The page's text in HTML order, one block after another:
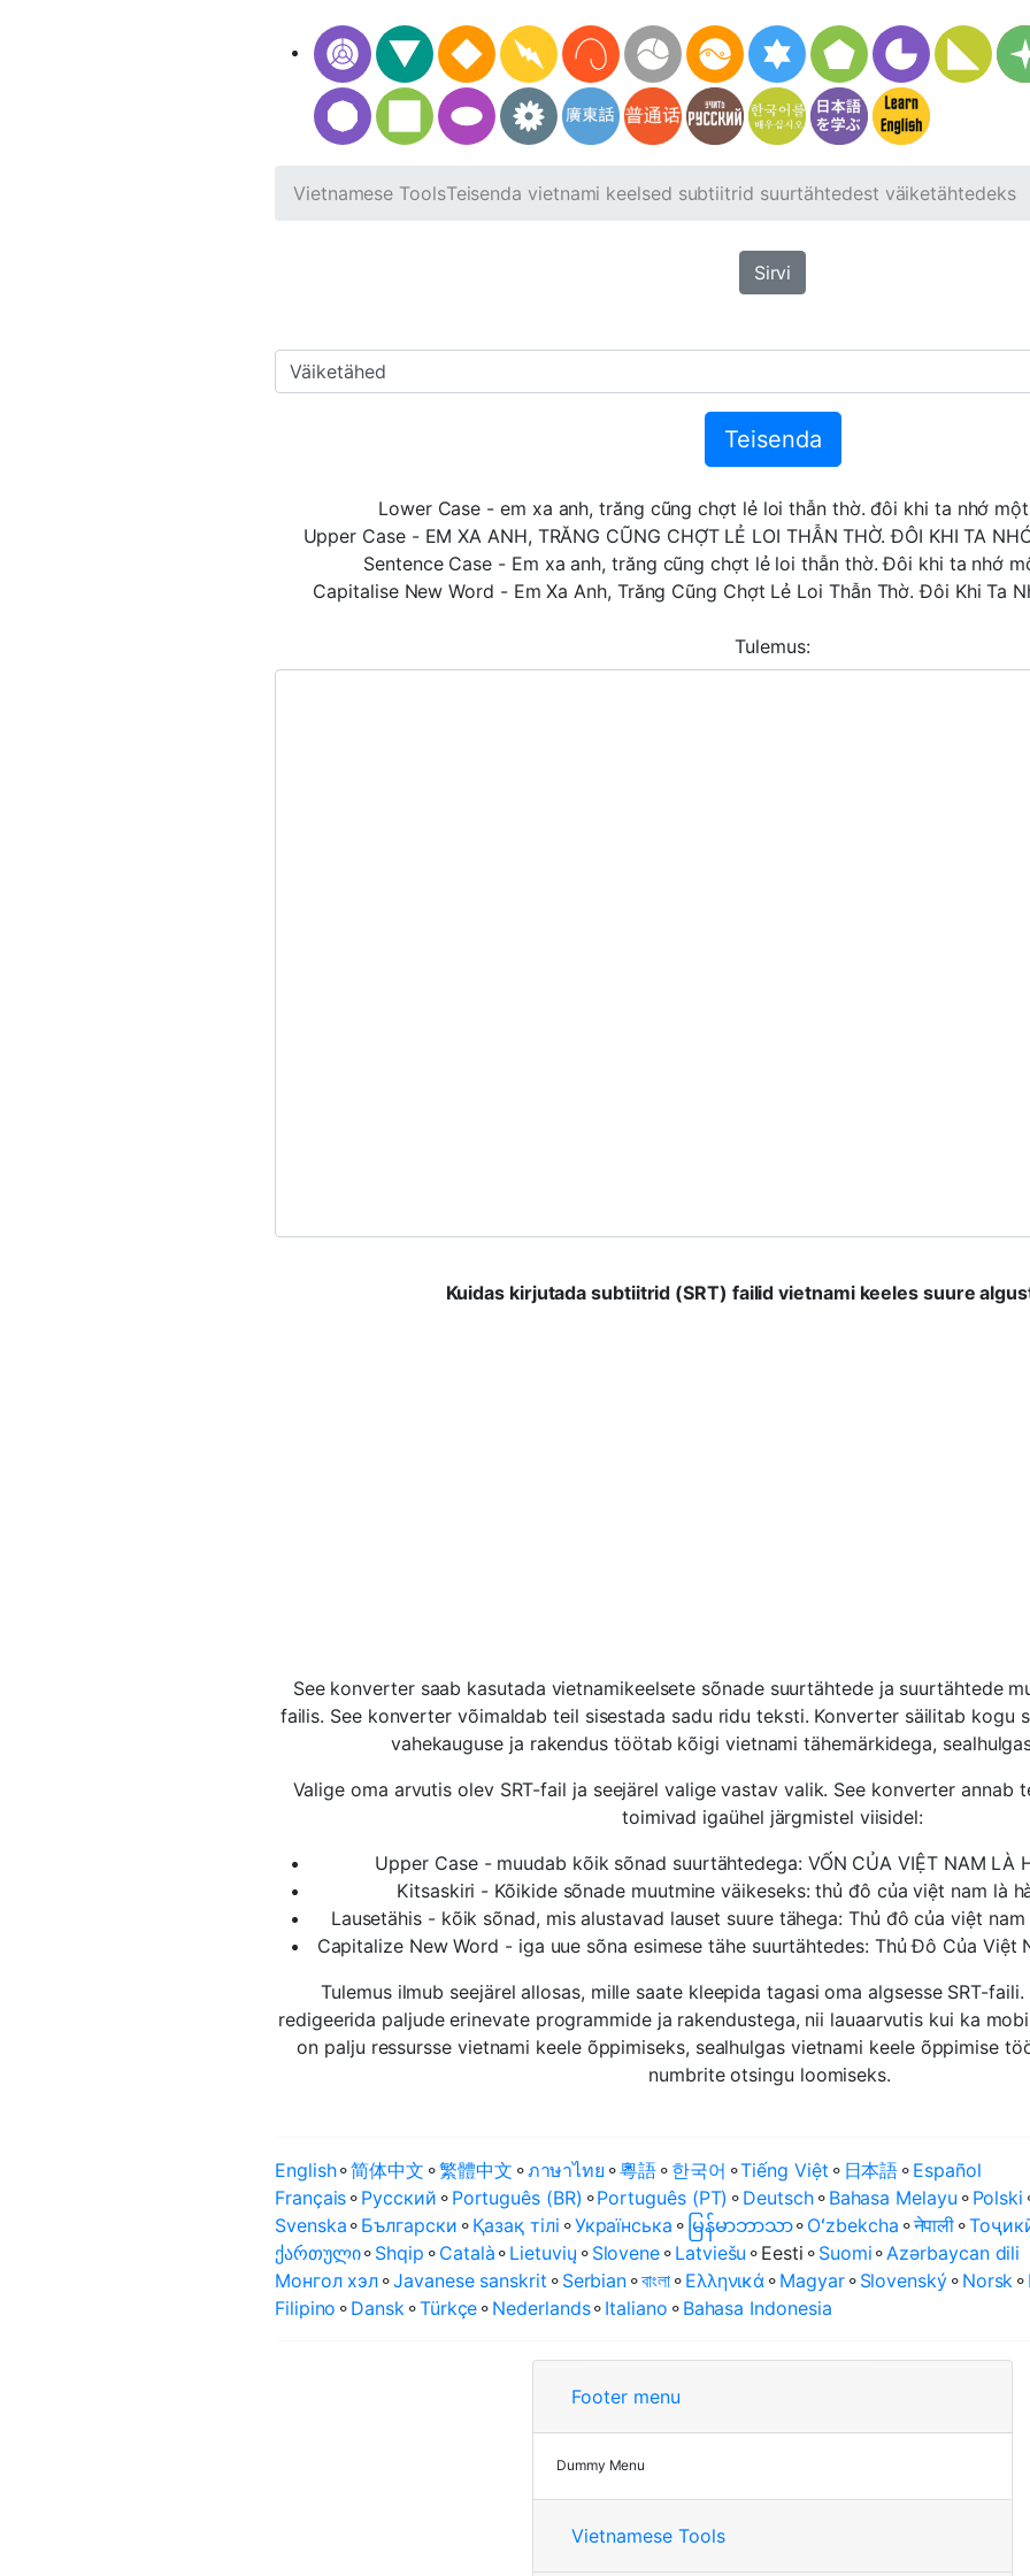
Vietnamese ToolsTeisenda vietnami keelsed subtiitrid suurtähtedest väiketähtedeks
Sirvi
Teisenda
Lower Case - em xa anh, trăng cũng chợt lẻ loi thẫn thờ. đôi khi ta nhớ
Upper Case - EM XA ANH, TRĂNG CŨNG CHỢT LẺ LOI THẪN THỜ. ĐÔI KHI TA
Sentence Case - Em xa anh, trăng cũng chợt lẻ loi thẫn thờ. Đôi khi ta nhớ
Capitalise New Word - Em Xa Anh, Trăng Cũng Chợt Lẻ Loi Thẫn Thờ. Đôi Khi Ta
Tulemus:
Kuidas kirjutada subtiitrid (SRT) failid vietnami keeles suure
See konverter saab kasutada vietnamikeelsete sõnade suurtähtede ja suurtähtede
failis. See konverter võimaldab teil sisestada sadu ridu teksti. Konverter säilitab kogu
vahekauguse ja rakendus töötab kõigi vietnami tähemärkidega,
Valige oma arvutis olev SRT-fail ja seejärel valige vastav valik. See konverter annab
toimivad igaühel järgmistel viisidel:
Upper Case - muudab kõik sõnad suurtähtedega: VỐN CỦA VIỆT NAM LÀ
Kitsaskiri - Kõikide sõnade muutmine väikeseks: thủ đô của việt nam là
Lausetähis - kõik sõnad, mis alustavad lauset suure tähega: Thủ đô của việt
Capitalize New Word - iga uue sõna esimese tähe suurtähtedes: Thủ Đô Của Việt
Tulemus ilmub seejärel allosas, mille saate kleepida tagasi oma algsesse SRT-
redigeerida paljude erinevate programmide ja rakendustega, nii lauaarvutis kui ka
on palju ressursse vietnami keele õppimiseks, sealhulgas vietnami keele õppimise
numbrite otsingu loomiseks.
English⚬简体中文 ⚬繁體中文 ⚬ภาษาไทย ⚬粵語⚬ 한국어 ⚬Tiếng Việt ⚬ 日本語 ⚬ Español
Français ⚬ Русский ⚬ Português (BR) ⚬Português (PT) ⚬ Deutsch⚬ Bahasa Melayu ⚬ Polski
Svenska ⚬ Български ⚬ Қазақ тілі ⚬Українська ⚬ မြန်မာဘာသာ⚬ Oʻzbekcha ⚬नेपाली ⚬
ქართული⚬ Shqip ⚬ Català ⚬ Lietuvių ⚬ Slovene ⚬ Latviešu ⚬ Eesti ⚬ Suomi ⚬Azərbaycan dili
Монгол хэл ⚬Javanese sanskrit ⚬ Serbian ⚬বাংলা⚬ Ελληνικά ⚬ Magyar⚬ Slovenský⚬ Norsk ⚬
Filipino ⚬ Dansk⚬Türkçe ⚬ Nederlands⚬ Italiano ⚬ Bahasa Indonesia
Footer menu
Dummy Menu
Vietnamese Tools